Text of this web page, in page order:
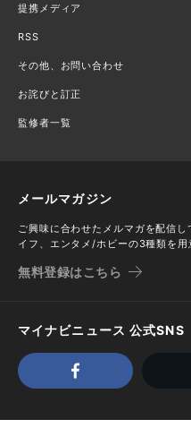
提携メディア
RSS
その他、お問い合わせ
お詫びと訂正
監修者一覧
メールマガジン
ご興味に合わせたメルマガを配信
イフ、エンタメ/ホビーの3種類を用
無料登録はこちら
マイナビニュース 公式SNS